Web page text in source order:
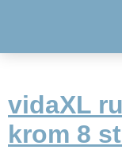
vidaXL
krom 8